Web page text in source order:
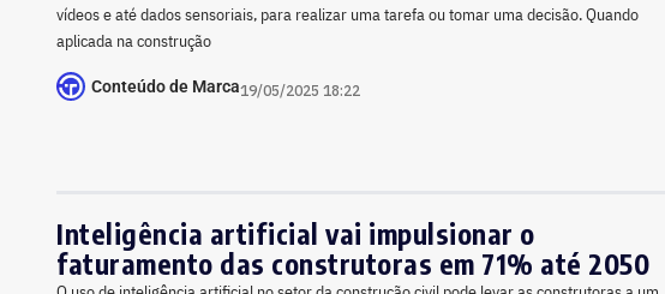
vídeos e até dados sensoriais, para realizar uma tarefa ou tomar uma decisão. Quando
aplicada na construção
Conteúdo de Marca19/05/2025 18:22
Inteligência artificial vai impulsionar o
faturamento das construtoras em 71% até 2050